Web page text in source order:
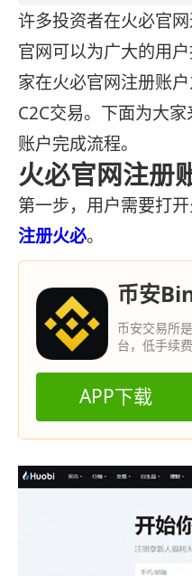
许多投资者在火必官
官网可以为广大的用
家在火必官网注册账
C2C交易。下面为大
账户完成流程。
火必官网注册
第一步，用户需要打开
注册火必。
币安
币安交易所
台，低手续
APP下载